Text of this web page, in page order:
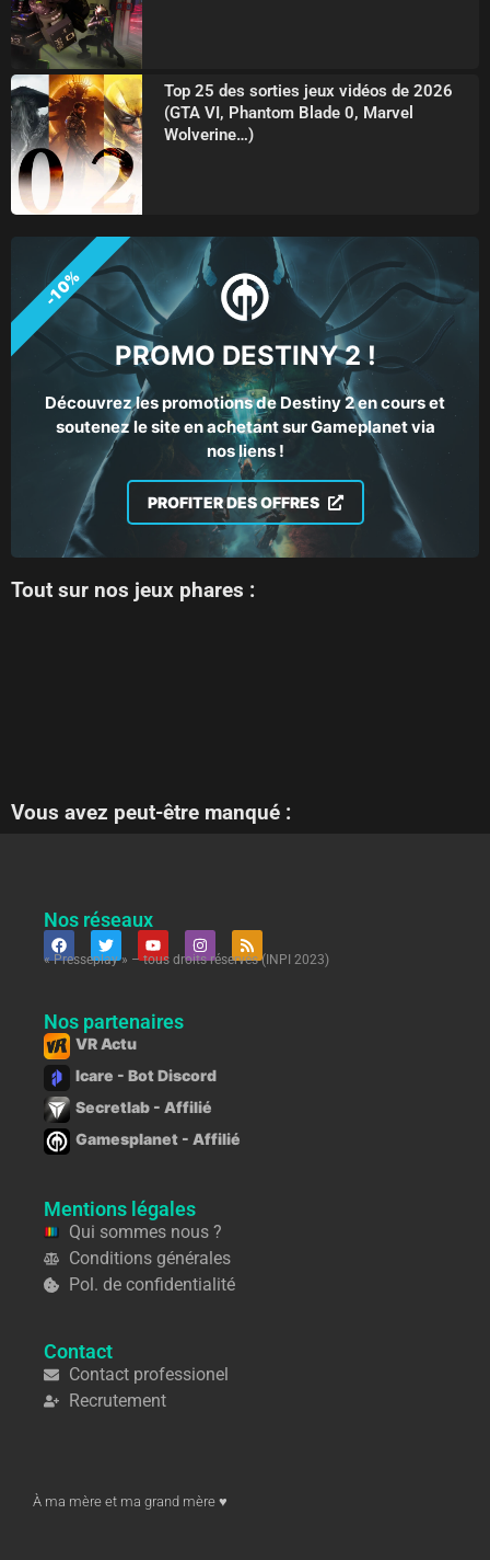
Top 25 des sorties jeux vidéos de 2026
(GTA VI, Phantom Blade 0, Marvel
Wolverine…)
PROMO DESTINY 2 !
Découvrez les promotions de Destiny 2 en cours et
soutenez le site en achetant sur Gameplanet via
nos liens !
PROFITER DES OFFRES
-10%
Tout sur nos jeux phares :
Vous avez peut-être manqué :
Nos réseaux
« Presseplay » – tous droits réservés (INPI 2023)
Nos partenaires
VR Actu
Icare - Bot Discord
Secretlab - Affilié
Gamesplanet - Affilié
Mentions légales
Qui sommes nous ?
Conditions générales
Pol. de confidentialité
Contact
Contact professionel
Recrutement
À ma mère et ma grand mère ♥︎